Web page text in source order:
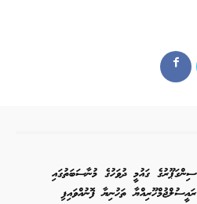
ސިންގަޕޫރުގެ ގައުމީ ދުވަހުގެ މުނާސަބަތުގައި
ރައީސުލްޖުމްހޫރިއްޔާ ތަހުނިޔާ ފޮނުއްވައިފި